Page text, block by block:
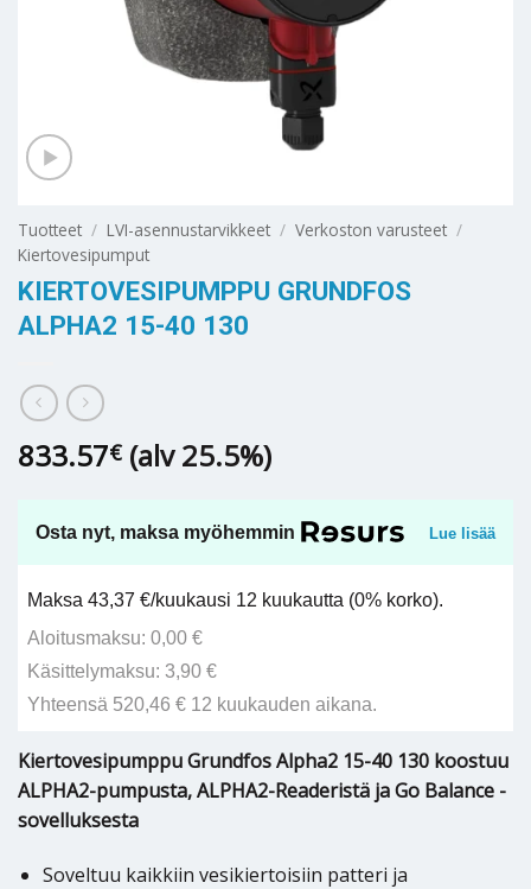
Tuotteet / LVI-asennustarvikkeet / Verkoston varusteet /
Kiertovesipumput
KIERTOVESIPUMPPU GRUNDFOS
ALPHA2 15-40 130
833.57€ (alv 25.5%)
Osta nyt, maksa myöhemmin Lue lisää
Maksa 43,37 €/kuukausi 12 kuukautta (0% korko).
Aloitusmaksu: 0,00 €
Käsittelymaksu: 3,90 €
Yhteensä 520,46 € 12 kuukauden aikana.
Kiertovesipumppu Grundfos Alpha2 15-40 130 koostuu
ALPHA2-pumpusta, ALPHA2-Readeristä ja Go Balance -
sovelluksesta
Soveltuu kaikkiin vesikiertoisiin patteri ja